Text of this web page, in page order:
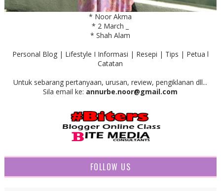
* Noor Akma
* 2 March _
* Shah Alam
Personal Blog | Lifestyle I Informasi | Resepi | Tips | Petua l
Catatan
Untuk sebarang pertanyaan, urusan, review, pengiklanan dll...
Sila email ke: annurbe.noor@gmail.com
FOLLOW US